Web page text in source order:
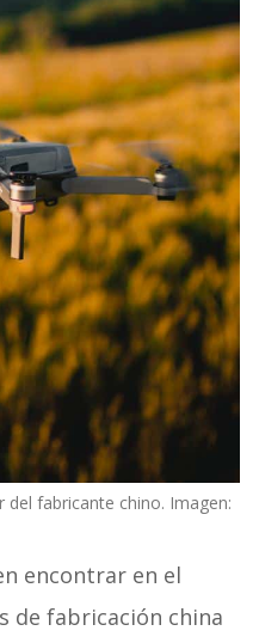
del fabricante chino. Imagen:
encontrar en el
de fabricación china